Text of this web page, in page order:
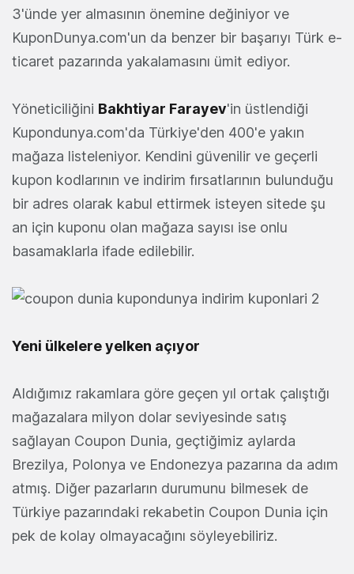
3'ünde yer almasının önemine değiniyor ve
KuponDunya.com'un da benzer bir başarıyı Türk e-
ticaret pazarında yakalamasını ümit ediyor.
Yöneticiliğini Bakhtiyar Farayev'in üstlendiği
Kupondunya.com'da Türkiye'den 400'e yakın
mağaza listeleniyor. Kendini güvenilir ve geçerli
kupon kodlarının ve indirim fırsatlarının bulunduğu
bir adres olarak kabul ettirmek isteyen sitede şu
an için kuponu olan mağaza sayısı ise onlu
basamaklarla ifade edilebilir.
Yeni ülkelere yelken açıyor
Aldığımız rakamlara göre geçen yıl ortak çalıştığı
mağazalara milyon dolar seviyesinde satış
sağlayan Coupon Dunia, geçtiğimiz aylarda
Brezilya, Polonya ve Endonezya pazarına da adım
atmış. Diğer pazarların durumunu bilmesek de
Türkiye pazarındaki rekabetin Coupon Dunia için
pek de kolay olmayacağını söyleyebiliriz.